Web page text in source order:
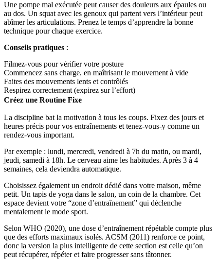
Une pompe mal exécutée peut causer des douleurs aux épaules ou
au dos. Un squat avec les genoux qui partent vers l’intérieur peut
abîmer les articulations. Prenez le temps d’apprendre la bonne
technique pour chaque exercice.
Conseils pratiques :
Filmez-vous pour vérifier votre posture
Commencez sans charge, en maîtrisant le mouvement à vide
Faites des mouvements lents et contrôlés
Respirez correctement (expirez sur l’effort)
Créez une Routine Fixe
La discipline bat la motivation à tous les coups. Fixez des jours et
heures précis pour vos entraînements et tenez-vous-y comme un
rendez-vous important.
Par exemple : lundi, mercredi, vendredi à 7h du matin, ou mardi,
jeudi, samedi à 18h. Le cerveau aime les habitudes. Après 3 à 4
semaines, cela deviendra automatique.
Choisissez également un endroit dédié dans votre maison, même
petit. Un tapis de yoga dans le salon, un coin de la chambre. Cet
espace devient votre “zone d’entraînement” qui déclenche
mentalement le mode sport.
Selon WHO (2020), une dose d’entraînement répétable compte plus
que des efforts maximaux isolés. ACSM (2011) renforce ce point,
donc la version la plus intelligente de cette section est celle qu’on
peut récupérer, répéter et faire progresser sans tâtonner.